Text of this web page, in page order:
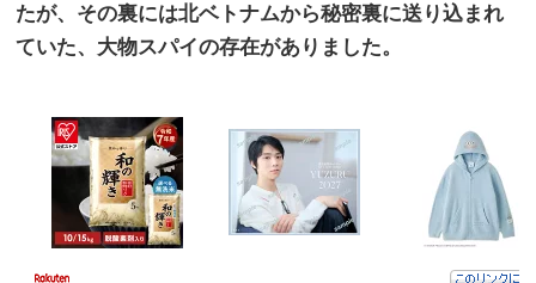
たが、その裏には北ベトナムから秘密裏に送り込まれ
ていた、大物スパイの存在がありました。